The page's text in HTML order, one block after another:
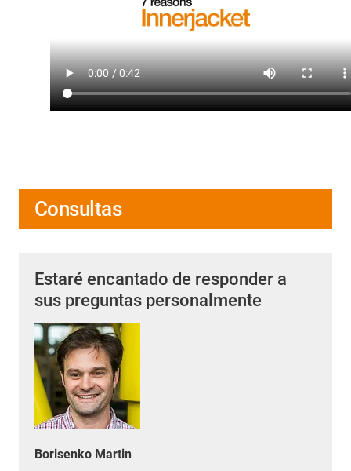
Consultas
Estaré encantado de responder a
sus preguntas personalmente
Borisenko Martin